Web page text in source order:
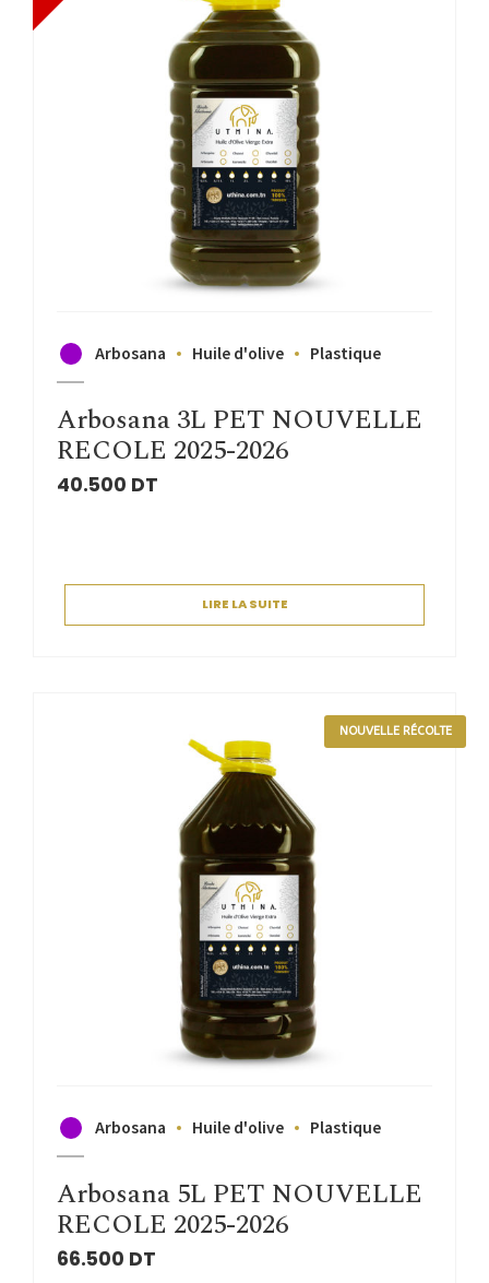
Arbosana Huile d'olive Plastique
Arbosana 3L PET NOUVELLE
RECOLE 2025-2026
40.500 DT
LIRE LA SUITE
NOUVELLE RÉCOLTE
Arbosana Huile d'olive Plastique
Arbosana 5L PET NOUVELLE
RECOLE 2025-2026
66.500 DT